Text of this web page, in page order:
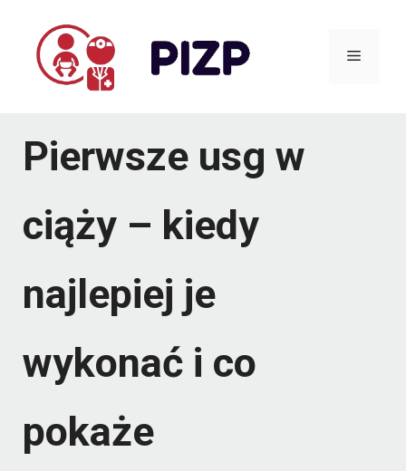
Menu
Pierwsze usg w
ciąży – kiedy
najlepiej je
wykonać i co
pokaże